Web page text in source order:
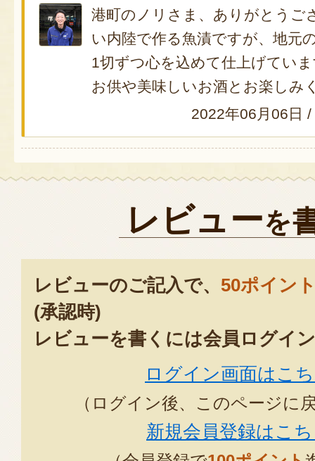
港町のノリさま、ありがとうご
い内陸で作る魚漬ですが、地元
1切ずつ心を込めて仕上げてい
お供や美味しいお酒とお楽しみ
2022年06月06日 /
レビューを
レビューのご記入で、 50ポイン
(承認時)
レビューを書くには会員ログイ
ログイン画面はこ
（ログイン後、このページに
新規会員登録はこ